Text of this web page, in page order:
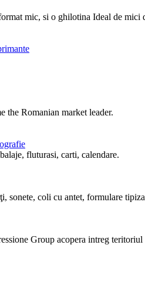
mic, si o ghilotina Ideal de mici
the Romanian market leader.
fluturasi, carti, calendare.
sonete, coli cu antet, formulare
Group acopera intreg teritoriul